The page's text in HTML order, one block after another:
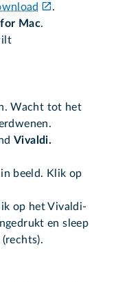
.
for Mac.
Wacht tot het
Vivaldi.
beeld. Klik op
op het Vivaldi-
en sleep